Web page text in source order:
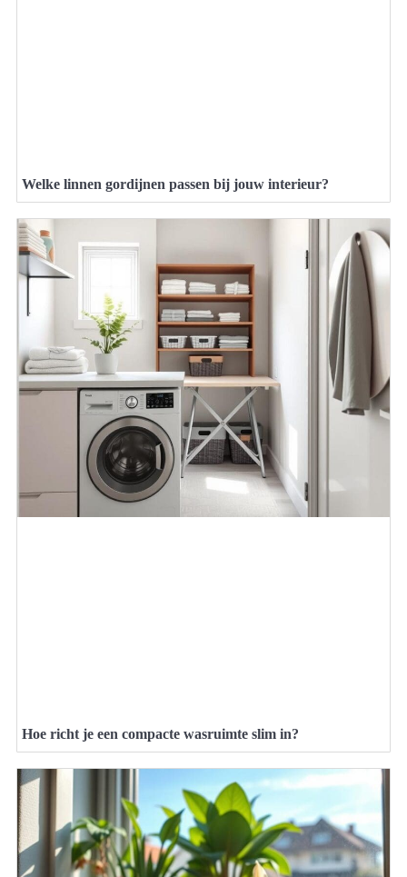
Welke linnen gordijnen passen bij jouw interieur?
Hoe richt je een compacte wasruimte slim in?